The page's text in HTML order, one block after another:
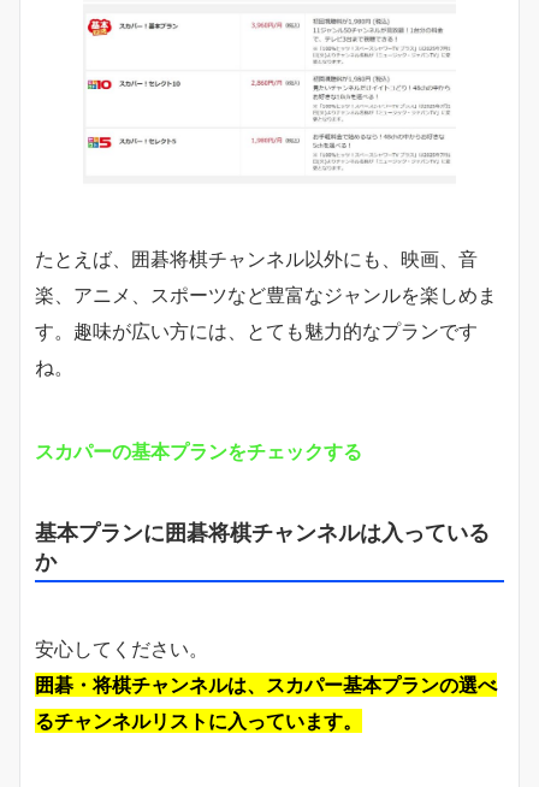
たとえば、囲碁将棋チャンネル以外にも、映画、音
楽、アニメ、スポーツなど豊富なジャンルを楽しめま
す。趣味が広い方には、とても魅力的なプランです
ね。
スカパーの基本プランをチェックする
基本プランに囲碁将棋チャンネルは入っている
か
安心してください。
囲碁・将棋チャンネルは、スカパー基本プランの選べ
るチャンネルリストに入っています。